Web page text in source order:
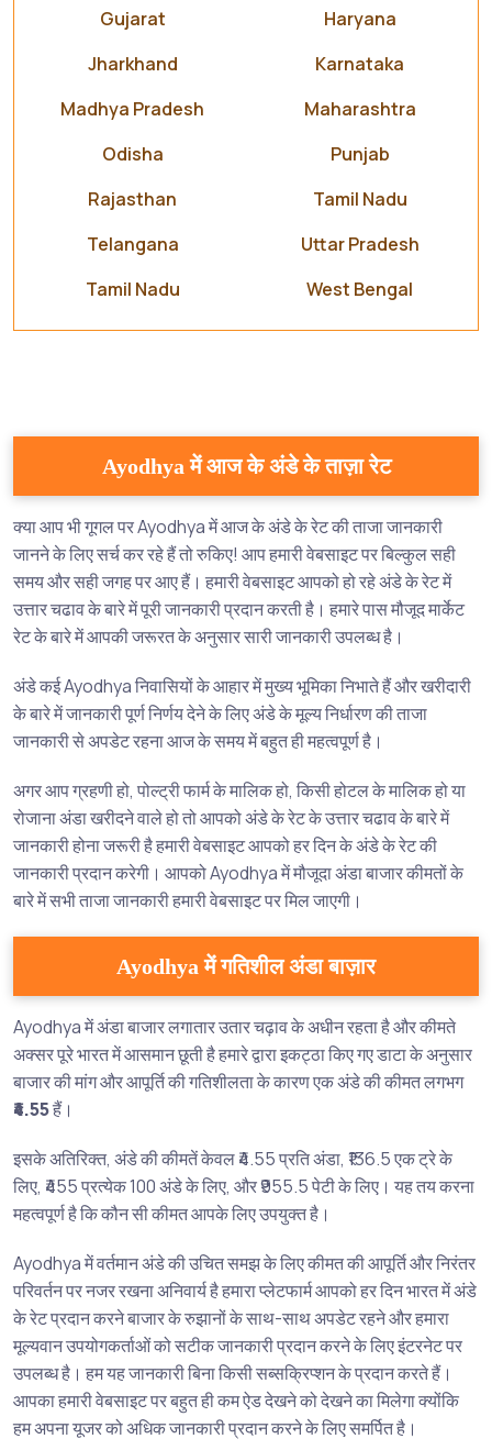
Gujarat
Haryana
Jharkhand
Karnataka
Madhya Pradesh
Maharashtra
Odisha
Punjab
Rajasthan
Tamil Nadu
Telangana
Uttar Pradesh
Tamil Nadu
West Bengal
Ayodhya में आज के अंडे के ताज़ा रेट
क्या आप भी गूगल पर Ayodhya में आज के अंडे के रेट की ताजा जानकारी
जानने के लिए सर्च कर रहे हैं तो रुकिए! आप हमारी वेबसाइट पर बिल्कुल सही
समय और सही जगह पर आए हैं। हमारी वेबसाइट आपको हो रहे अंडे के रेट में
उत्तार चढाव के बारे में पूरी जानकारी प्रदान करती है। हमारे पास मौजूद मार्केट
रेट के बारे में आपकी जरूरत के अनुसार सारी जानकारी उपलब्ध है।
अंडे कई Ayodhya निवासियों के आहार में मुख्य भूमिका निभाते हैं और खरीदारी
के बारे में जानकारी पूर्ण निर्णय देने के लिए अंडे के मूल्य निर्धारण की ताजा
जानकारी से अपडेट रहना आज के समय में बहुत ही महत्वपूर्ण है।
अगर आप ग्रहणी हो, पोल्ट्री फार्म के मालिक हो, किसी होटल के मालिक हो या
रोजाना अंडा खरीदने वाले हो तो आपको अंडे के रेट के उत्तार चढाव के बारे में
जानकारी होना जरूरी है हमारी वेबसाइट आपको हर दिन के अंडे के रेट की
जानकारी प्रदान करेगी। आपको Ayodhya में मौजूदा अंडा बाजार कीमतों के
बारे में सभी ताजा जानकारी हमारी वेबसाइट पर मिल जाएगी।
Ayodhya में गतिशील अंडा बाज़ार
Ayodhya में अंडा बाजार लगातार उतार चढ़ाव के अधीन रहता है और कीमते
अक्सर पूरे भारत में आसमान छूती है हमारे द्वारा इकट्ठा किए गए डाटा के अनुसार
बाजार की मांग और आपूर्ति की गतिशीलता के कारण एक अंडे की कीमत लगभग
₹4.55हैं।
इसके अतिरिक्त, अंडे की कीमतें केवल ₹4.55 प्रति अंडा, ₹136.5 एक ट्रे के
लिए, ₹455 प्रत्येक 100 अंडे के लिए, और ₹955.5 पेटी के लिए। यह तय करना
महत्वपूर्ण है कि कौन सी कीमत आपके लिए उपयुक्त है।
Ayodhya में वर्तमान अंडे की उचित समझ के लिए कीमत की आपूर्ति और निरंतर
परिवर्तन पर नजर रखना अनिवार्य है हमारा प्लेटफार्म आपको हर दिन भारत में अंडे
के रेट प्रदान करने बाजार के रुझानों के साथ-साथ अपडेट रहने और हमारा
मूल्यवान उपयोगकर्ताओं को सटीक जानकारी प्रदान करने के लिए इंटरनेट पर
उपलब्ध है। हम यह जानकारी बिना किसी सब्सक्रिप्शन के प्रदान करते हैं।
आपका हमारी वेबसाइट पर बहुत ही कम ऐड देखने को देखने का मिलेगा क्योंकि
हम अपना यूजर को अधिक जानकारी प्रदान करने के लिए समर्पित है।